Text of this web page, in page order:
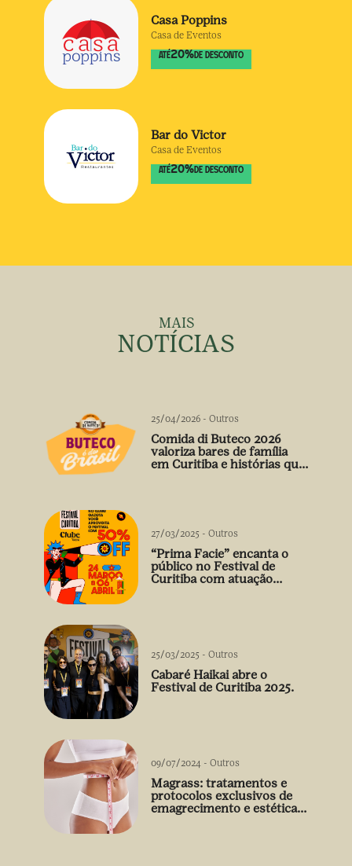
Casa Poppins
Casa de Eventos
ATÉ20% DE DESCONTO
Bar do Victor
Casa de Eventos
ATÉ20% DE DESCONTO
MAIS
NOTÍCIAS
25/04/2026 - Outros
Comida di Buteco 2026
valoriza bares de família
em Curitiba e histórias que
27/03/2025 - Outros
“Prima Facie” encanta o
público no Festival de
Curitiba com atuação
25/03/2025 - Outros
Cabaré Haikai abre o
Festival de Curitiba 2025.
09/07/2024 - Outros
Magrass: tratamentos e
protocolos exclusivos de
emagrecimento e estética